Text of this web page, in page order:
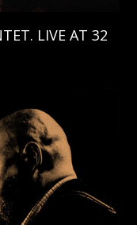
LIVE AT 32